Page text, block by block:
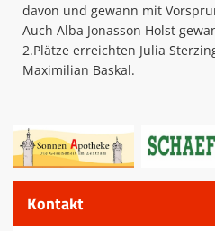
davon und gewann mit
Auch Alba Jonasson Holst
2.Plätze erreichten Julia
Maximilian Baskal.
Kontakt